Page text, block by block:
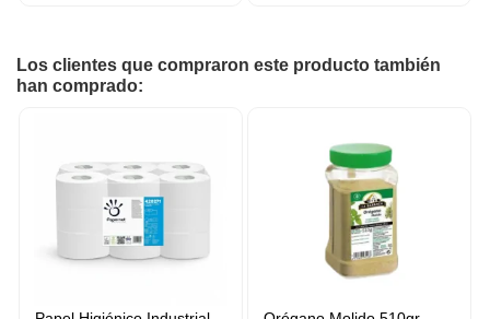
Los clientes que compraron este producto también
han comprado: